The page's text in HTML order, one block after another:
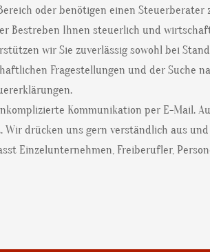
oder benötigen einen
Bestreben Ihnen steuerlich und
wir Sie zuverlässig sowohl bei
Fragestellungen und der Suche
Kommunikation per E-Mail.
drücken uns gern verständlich aus
Einzelunternehmen, Freiberufler,